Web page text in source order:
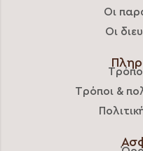
Οι
Οι
Τρόποι &